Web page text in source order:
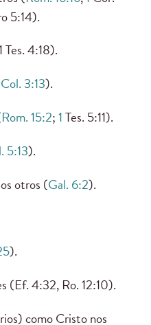
5:14).
4:18).
Col. 3:13).
Rom. 15:2;1Tes. 5:11).
5:13).
otros (Gal. 6:2).
).
(Ef. 4:32, Ro. 12:10).
como Cristo nos